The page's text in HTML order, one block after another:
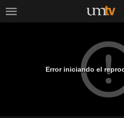
Error iniciando el